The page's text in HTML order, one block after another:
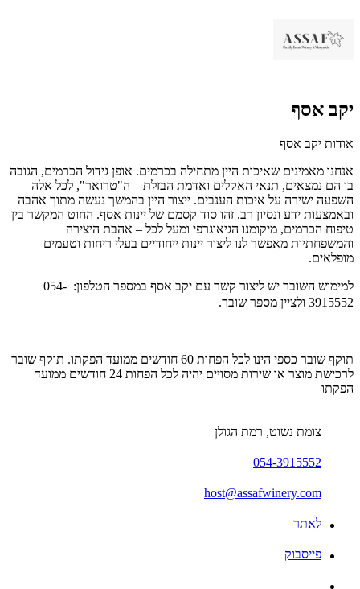
יקב אסף
אודות יקב אסף
אנחנו מאמינים שאיכות היין מתחילה בכרמים. אופן גידול הכרמים, הגובה
בו הם נמצאים, תנאי האקלים ואדמת הבזלת – ה"טרואר", לכל אלה
השפעה ישירה על איכות הענבים. ייצור היין בהמשך נעשה מתוך אהבה
ובאמצעות ידע ונסיון רב. זהו סוד קסמם של יינות אסף. החוט המקשר בין
טיפוח הכרמים, מיקומנו הגיאוגרפי ומעל לכל – אהבת היצירה
והמשפחתיות מאפשר לנו ליצור יינות ייחודיים בעלי ריחות וטעמים
מופלאים.
למימוש השובר יש ליצור קשר עם יקב אסף במספר הטלפון: 054-
3915552 ולציין מספר שובר.
תוקף שובר כספי הינו לכל הפחות 60 חודשים ממועד הפקתו. תוקף שובר
לרכישת מוצר או שירות מסויים יהיה לכל הפחות 24 חודשים ממועד
הפקתו
צומת נשוט, רמת הגולן
054-3915552
host@assafwinery.com
לאתר
פייסבוק